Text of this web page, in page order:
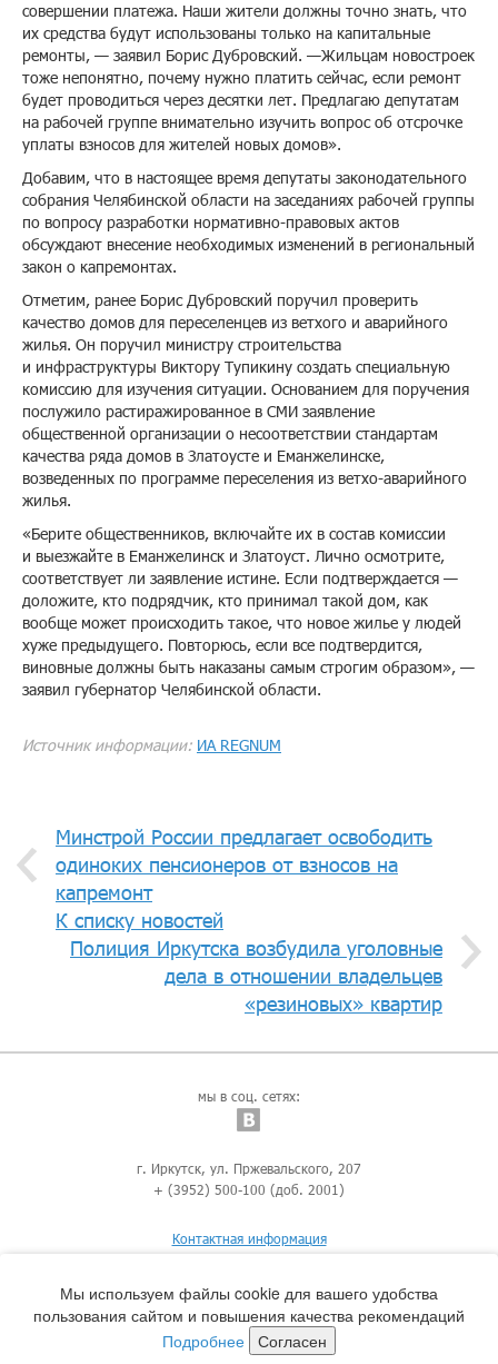
совершении платежа. Наши жители должны точно знать, что
их средства будут использованы только на капитальные
ремонты, — заявил Борис Дубровский. —Жильцам новостроек
тоже непонятно, почему нужно платить сейчас, если ремонт
будет проводиться через десятки лет. Предлагаю депутатам
на рабочей группе внимательно изучить вопрос об отсрочке
уплаты взносов для жителей новых домов».
Добавим, что в настоящее время депутаты законодательного
собрания Челябинской области на заседаниях рабочей группы
по вопросу разработки нормативно-правовых актов
обсуждают внесение необходимых изменений в региональный
закон о капремонтах.
Отметим, ранее Борис Дубровский поручил проверить
качество домов для переселенцев из ветхого и аварийного
жилья. Он поручил министру строительства
и инфраструктуры Виктору Тупикину создать специальную
комиссию для изучения ситуации. Основанием для поручения
послужило растиражированное в СМИ заявление
общественной организации о несоответствии стандартам
качества ряда домов в Златоусте и Еманжелинске,
возведенных по программе переселения из ветхо-аварийного
жилья.
«Берите общественников, включайте их в состав комиссии
и выезжайте в Еманжелинск и Златоуст. Лично осмотрите,
соответствует ли заявление истине. Если подтверждается —
доложите, кто подрядчик, кто принимал такой дом, как
вообще может происходить такое, что новое жилье у людей
хуже предыдущего. Повторюсь, если все подтвердится,
виновные должны быть наказаны самым строгим образом», —
заявил губернатор Челябинской области.
Источник информации: ИА REGNUM
Минстрой России предлагает освободить
одиноких пенсионеров от взносов на
капремонт
К списку новостей
Полиция Иркутска возбудила уголовные
дела в отношении владельцев
«резиновых» квартир
мы в соц. сетях:
г. Иркутск, ул. Пржевальского, 207
+ (3952) 500-100 (доб. 2001)
Контактная информация
Мы используем файлы cookie для вашего удобства
пользования сайтом и повышения качества рекомендаций
Подробнее Согласен